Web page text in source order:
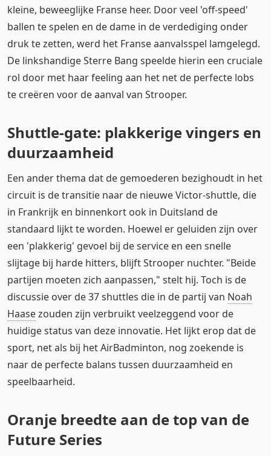
kleine, beweeglijke Franse heer. Door veel 'off-speed'
ballen te spelen en de dame in de verdediging onder
druk te zetten, werd het Franse aanvalsspel lamgelegd.
De linkshandige Sterre Bang speelde hierin een cruciale
rol door met haar feeling aan het net de perfecte lobs
te creëren voor de aanval van Strooper.
Shuttle-gate: plakkerige vingers en
duurzaamheid
Een ander thema dat de gemoederen bezighoudt in het
circuit is de transitie naar de nieuwe Victor-shuttle, die
in Frankrijk en binnenkort ook in Duitsland de
standaard lijkt te worden. Hoewel er geluiden zijn over
een 'plakkerig' gevoel bij de service en een snelle
slijtage bij harde hitters, blijft Strooper nuchter. "Beide
partijen moeten zich aanpassen," stelt hij. Toch is de
discussie over de 37 shuttles die in de partij van Noah
Haasezouden zijn verbruikt veelzeggend voor de
huidige status van deze innovatie. Het lijkt erop dat de
sport, net als bij het AirBadminton, nog zoekende is
naar de perfecte balans tussen duurzaamheid en
speelbaarheid.
Oranje breedte aan de top van de
Future Series